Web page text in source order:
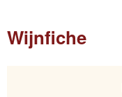
Wijnfiche